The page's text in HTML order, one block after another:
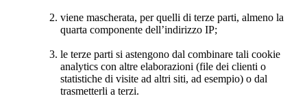
viene mascherata, per quelli di terze parti, almeno la
quarta componente dell’indirizzo IP;
le terze parti si astengono dal combinare tali cookie
analytics con altre elaborazioni (file dei clienti o
statistiche di visite ad altri siti, ad esempio) o dal
trasmetterli a terzi.